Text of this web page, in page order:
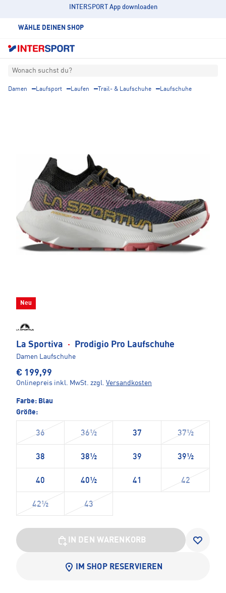
INTERSPORT App downloaden
WÄHLE DEINEN SHOP
Wonach suchst du?
Damen Laufsport Laufen Trail- & Laufschuhe Laufschuhe
Neu
La Sportiva · Prodigio Pro Laufschuhe
Damen Laufschuhe
€ 199,99
Onlinepreis inkl. MwSt. zzgl. Versandkosten
Farbe: Blau
Größe:
36 36½ 37 37½
38 38½ 39 39½
40 40½ 41 42
42½ 43
IN DEN WARENKORB
IM SHOP RESERVIEREN